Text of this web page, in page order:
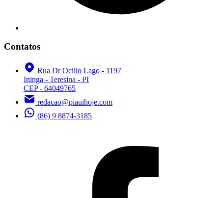
Contatos
Rua Dr Ocilio Lago - 1197
Ininga - Teresina - PI
CEP - 64049765
redacao@piauihoje.com
(86) 9 8874-3185